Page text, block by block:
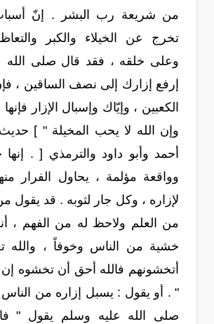
من شريعة رب البشر . إنّ أسباب
تخرج عن الخيلاء والكبر
وعلى خلقه ، فقد قال صلى الله
إرفع إزارك إلى نصف الساقين ،
الكعبين ، وإيّاك وإسبال الإزار
وإن الله لا يحب المخيلة " ]
أحمد وأبو داود والترمذي [ .
وواقعة مؤلمة ، يحاول الفرار
لإزاره ، وكل جار لثوبه . قد يقول
من العلم ولاحظ له من الفهم ،
خشية من الناس وخوفاً ، والله
أتخشونهم فالله أحق أن تخشوه إن
" . أو يقول : يسبل إزاره من الناس
صلى الله عليه وسلم يقول "